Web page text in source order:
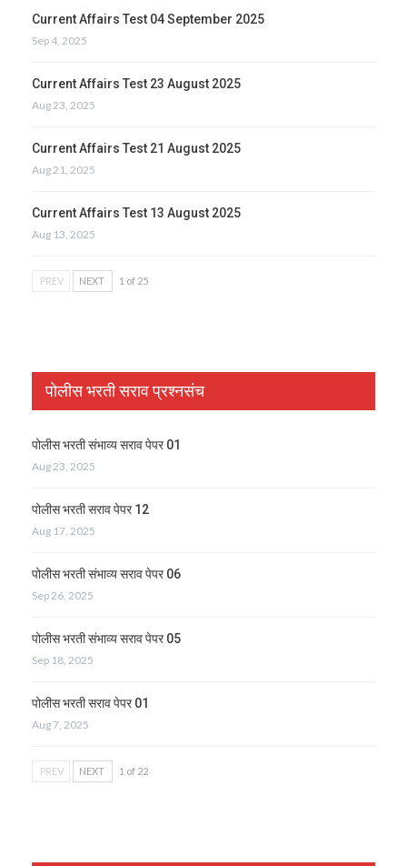
Current Affairs Test 04 September 2025
Sep 4, 2025
Current Affairs Test 23 August 2025
Aug 23, 2025
Current Affairs Test 21 August 2025
Aug 21, 2025
Current Affairs Test 13 August 2025
Aug 13, 2025
PREV NEXT 1 of 25
पोलीस भरती सराव प्रश्नसंच
पोलीस भरती संभाव्य सराव पेपर 01
Aug 23, 2025
पोलीस भरती सराव पेपर 12
Aug 17, 2025
पोलीस भरती संभाव्य सराव पेपर 06
Sep 26, 2025
पोलीस भरती संभाव्य सराव पेपर 05
Sep 18, 2025
पोलीस भरती सराव पेपर 01
Aug 7, 2025
PREV NEXT 1 of 22